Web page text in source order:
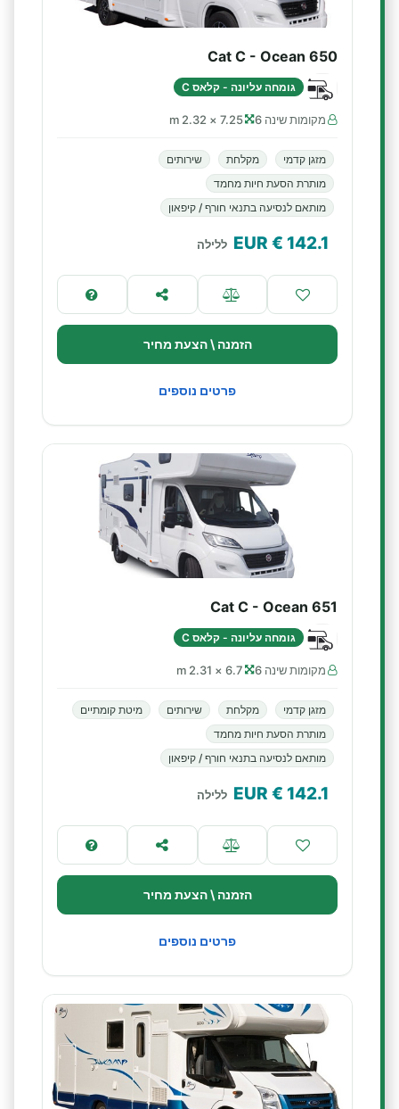
Cat C - Ocean 650
גומחה עליונה - קלאס C
מקומות שינה 6 7.25 × 2.32 m
מזגן קדמי מקלחת
שירותים
מותרת הסעת חיות מחמד
מותאם לנסיעה בתנאי חורף / קיפאון
142.1
€ EUR ללילה
הזמנה \ הצעת מחיר
פרטים נוספים
Cat C - Ocean 651
גומחה עליונה - קלאס C
מקומות שינה 6 6.7 × 2.31 m
מזגן קדמי מקלחת שירותים
מיטת קומתיים
מותרת הסעת חיות מחמד
מותאם לנסיעה בתנאי חורף / קיפאון
142.1
€ EUR ללילה
הזמנה \ הצעת מחיר
פרטים נוספים